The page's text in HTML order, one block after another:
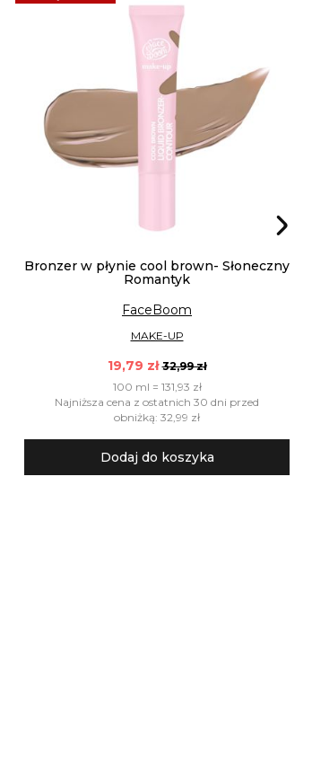
Bronzer w płynie cool brown- Słoneczny
Romantyk
FaceBoom
MAKE-UP
19,79 zł 32,99 zł
100 ml = 131,93 zł
Najniższa cena z ostatnich 30 dni przed
obniżką: 32,99 zł
Dodaj do koszyka